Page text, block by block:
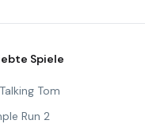
Spiele
Tom
Run 2